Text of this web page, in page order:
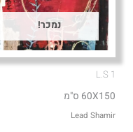
נמכר!
L.S 1
60X150 ס"מ
Lead Shamir